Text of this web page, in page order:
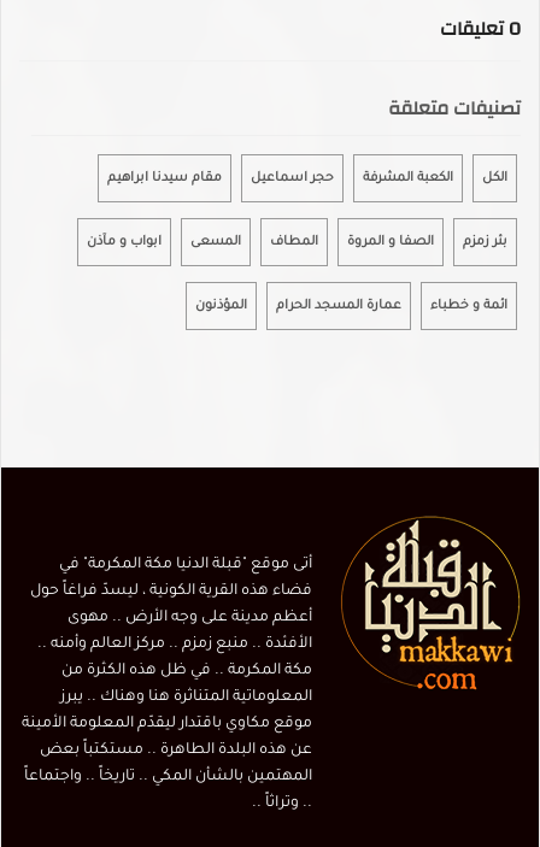
0تعليقات
تصنيفات متعلقة
الكل الكعبة المشرفة حجر اسماعيل مقام سيدنا ابراهيم
بئر زمزم الصفا و المروة المطاف المسعى ابواب و مآذن
ائمة و خطباء عمارة المسجد الحرام المؤذنون
أتى موقع "قبلة الدنيا مكة المكرمة" في
فضاء هذه القرية الكونية ، ليسدّ فراغاً حول
أعظم مدينة على وجه الأرض .. مهوى
الأفئدة .. منبع زمزم .. مركز العالم وأمنه ..
مكة المكرمة .. في ظل هذه الكثرة من
المعلوماتية المتناثرة هنا وهناك .. يبرز
موقع مكاوي باقتدار ليقدّم المعلومة الأمينة
عن هذه البلدة الطاهرة .. مستكتباً بعض
المهتمين بالشأن المكي .. تاريخاً .. واجتماعاً
.. وتراثاً ..